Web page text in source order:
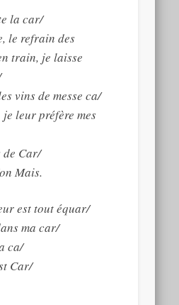
la car/
le refrain des
train, je laisse
vins de messe ca/
je leur préfère mes
de Car/
Mais.
est tout équar/
ma car/
ca/
Car/